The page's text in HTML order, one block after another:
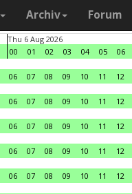
Archiv Forum
Thu 6 Aug 2026
00
01 02 03 04 05 06
06 07 08 09 10 11 12
06 07 08 09 10 11 12
06 07 08 09 10 11 12
06 07 08 09 10 11 12
06 07 08 09 10 11 12